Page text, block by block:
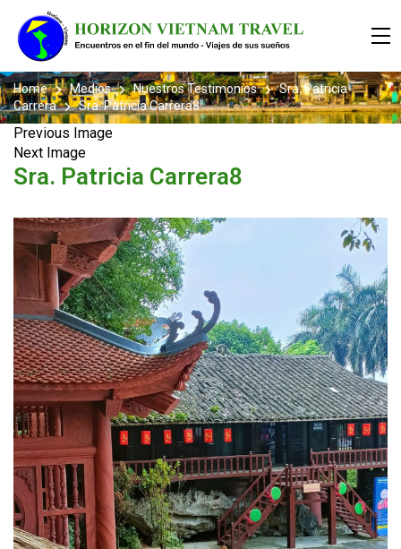
Home Medios Nuestros Testimonios
Sra. Patricia
Carrera
Sra. Patricia Carrera8
Previous Image
Next Image
Sra. Patricia Carrera8